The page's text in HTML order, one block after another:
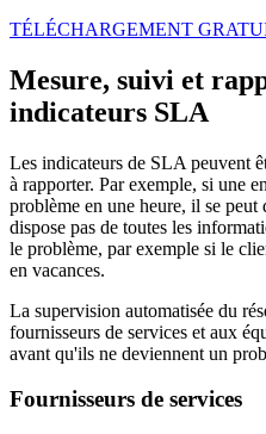
TÉLÉCHARGEMENT
Mesure, suivi et
indicateurs SLA
Les indicateurs de SLA peuvent
à rapporter. Par exemple, si une
problème en une heure, il se peut
dispose pas de toutes les
le problème, par exemple si le
en vacances.
La supervision automatisée du
fournisseurs de services et aux
avant qu'ils ne deviennent un
Fournisseurs de services